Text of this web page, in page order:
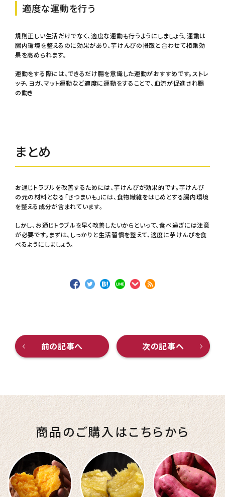
適度な運動を行う
規則正しい生活だけでなく、適度な運動も行うようにしましょう。運動は
腸内環境を整えるのに効果があり、芋けんぴの摂取と合わせて相乗効
果を高められます。
運動をする際には、できるだけ腸を意識した運動がおすすめです。ストレ
ッチ、ヨガ、マット運動など適度に運動をすることで、血流が促進され腸
の動き
まとめ
お通じトラブルを改善するためには、芋けんぴが効果的です。芋けんぴ
の元の材料となる「さつまいも」には、食物繊維をはじめとする腸内環境
を整える成分が含まれています。
しかし、お通じトラブルを早く改善したいからといって、食べ過ぎには注意
が必要です。まずは、しっかりと生活習慣を整えて、適度に芋けんぴを食
べるようにしましょう。
前の記事へ 次の記事へ
商品のご購入はこちらから